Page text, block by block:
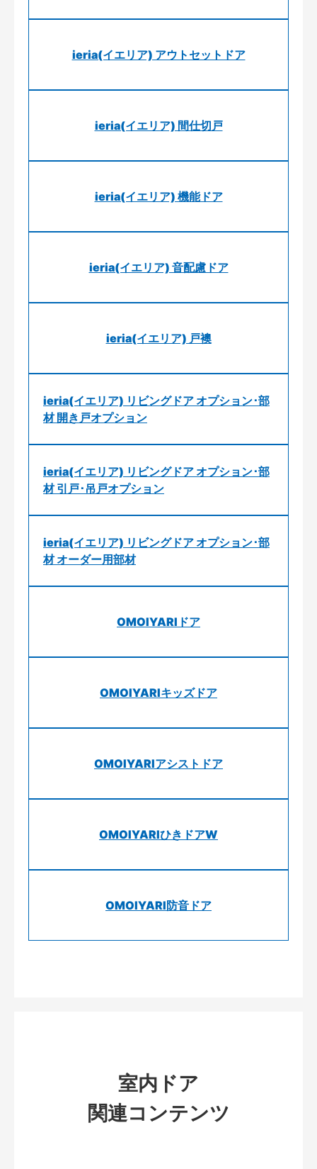
ieria(イエリア) アウトセットドア
ieria(イエリア) 間仕切戸
ieria(イエリア) 機能ドア
ieria(イエリア) 音配慮ドア
ieria(イエリア) 戸襖
ieria(イエリア) リビングドア オプション･部
材 開き戸オプション
ieria(イエリア) リビングドア オプション･部
材 引戸･吊戸オプション
ieria(イエリア) リビングドア オプション･部
材 オーダー用部材
OMOIYARIドア
OMOIYARIキッズドア
OMOIYARIアシストドア
OMOIYARIひきドアW
OMOIYARI防音ドア
室内ドア
関連コンテンツ